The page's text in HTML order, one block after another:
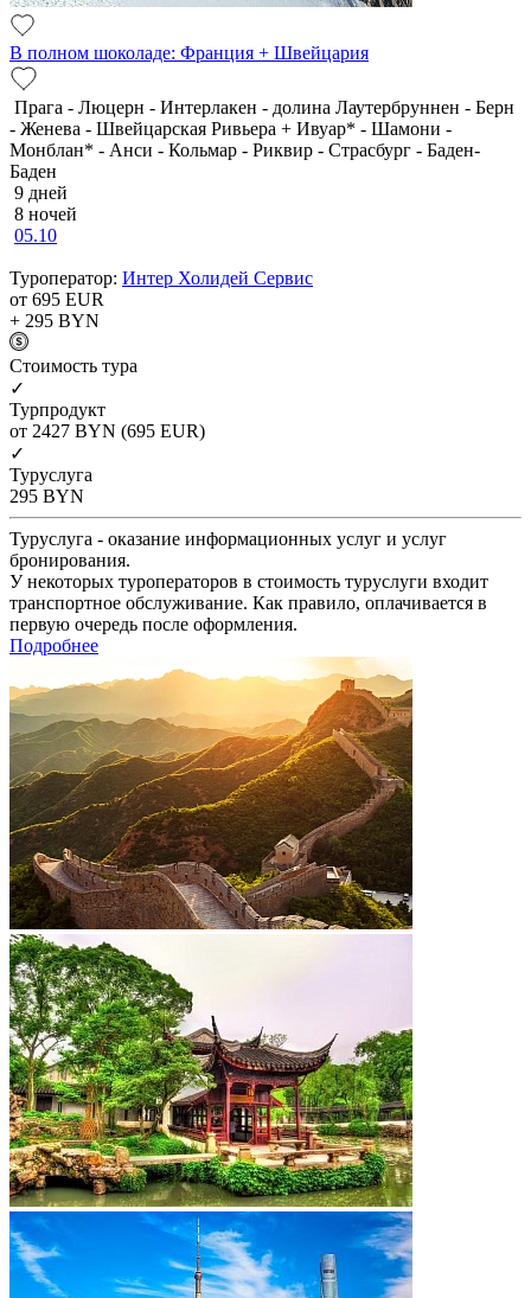
В полном шоколаде: Франция + Швейцария
Прага - Люцерн - Интерлакен - долина Лаутербруннен - Берн
- Женева - Швейцарская Ривьера + Ивуар* - Шамони -
Монблан* - Анси - Кольмар - Риквир - Страсбург - Баден-
Баден
9 дней
8 ночей
05.10
Туроператор: Интер Холидей Сервис
от 695 EUR
+ 295 BYN
Cтоимость тура
✓
Турпродукт
от 2427 BYN (695 EUR)
✓
Туруслуга
295 BYN
Туруслуга - оказание информационных услуг и услуг
бронирования.
У некоторых туроператоров в стоимость туруслуги входит
транспортное обслуживание. Как правило, оплачивается в
первую очередь после оформления.
Подробнее